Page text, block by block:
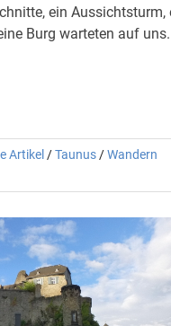
ein Aussichtsturm,
Burg warteten auf
Artikel /Taunus /Wandern